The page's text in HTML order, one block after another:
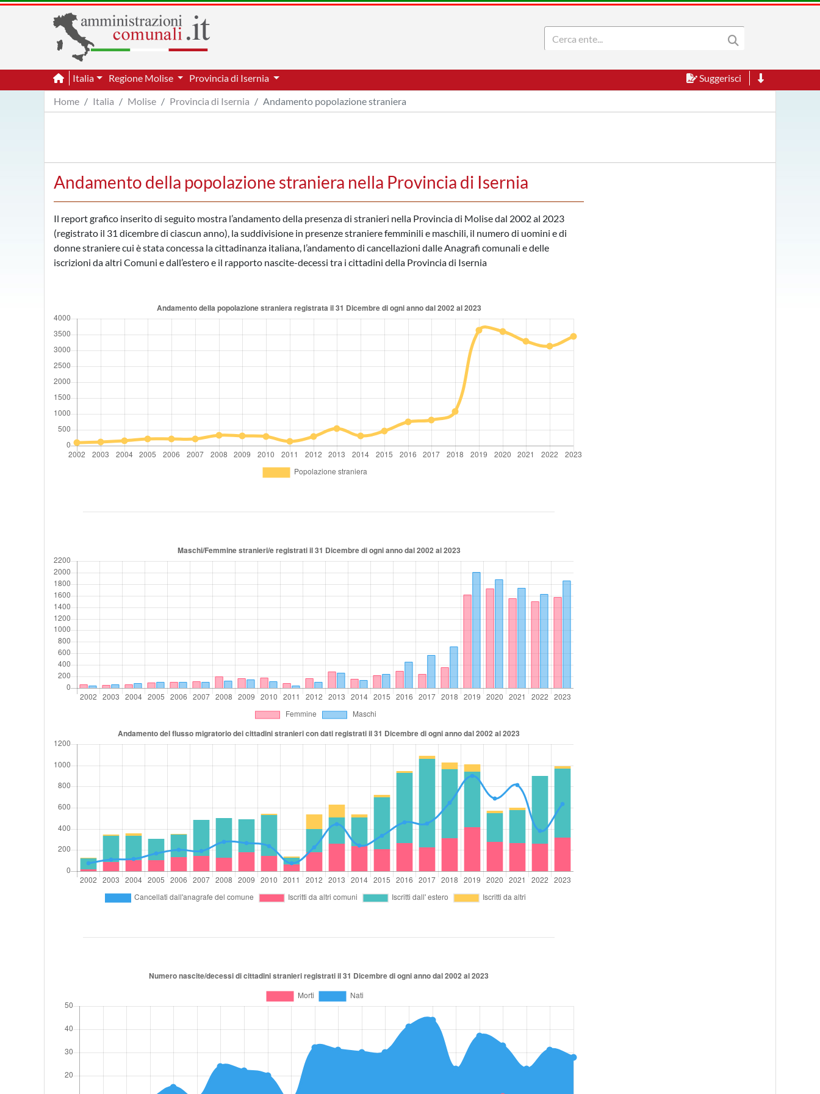
Italia Regione Molise Provincia di Isernia
Suggerisci
Home
Italia Molise Provincia di Isernia Andamento popolazione straniera
Andamento della popolazione straniera nella Provincia di Isernia
Il report grafico inserito di seguito mostra l’andamento della presenza di stranieri nella Provincia di Molise dal 2002 al 2023
(registrato il 31 dicembre di ciascun anno), la suddivisione in presenze straniere femminili e maschili, il numero di uomini e di
donne straniere cui è stata concessa la cittadinanza italiana, l’andamento di cancellazioni dalle Anagrafi comunali e delle
iscrizioni da altri Comuni e dall’estero e il rapporto nascite-decessi tra i cittadini della Provincia di Isernia